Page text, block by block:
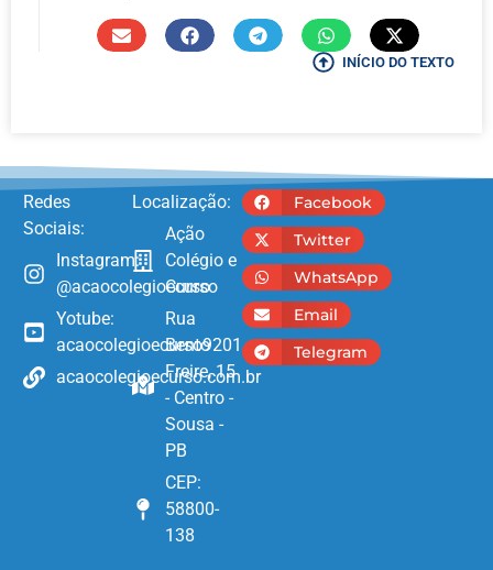
INÍCIO DO TEXTO
Redes
Sociais:
Instagram:
@acaocolegioecurso
Yotube:
acaocolegioecurso9201
acaocolegioecurso.com.br
Localização:
Ação
Colégio e
Curso
Rua
Bento
Freire, 15
- Centro -
Sousa -
PB
CEP:
58800-
138
Facebook
Twitter
WhatsApp
Email
Telegram